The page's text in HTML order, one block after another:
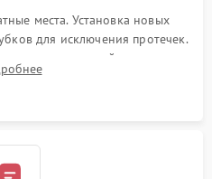
места. Установка новых
для исключения протечек.
гидравлической системы,
датчика поплавка.